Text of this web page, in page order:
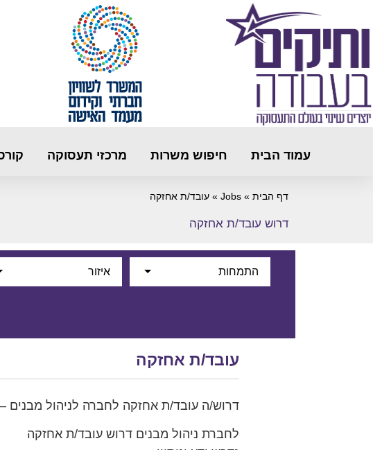
עמוד הבית חיפוש משרות מרכזי תעסוקה
דף הבית »
Jobs
» עובד/ת אחזקה
דרוש עובד/ת אחזקה
התמחות איזור
עובד/ת אחזקה
דרוש/ה עובד/ת אחזקה לחברה לניהול מבנים
לחברת ניהול מבנים דרוש עובד/ת אחזקה